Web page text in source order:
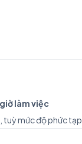
làm việc
, tuỳ mức độ phức tạp